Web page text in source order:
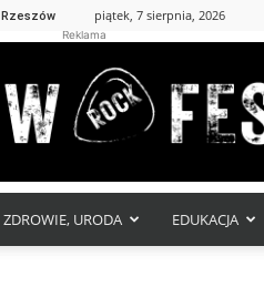
Rzeszów piątek, 7 sierpnia, 2026
Reklama
ZDROWIE, URODA EDUKACJA